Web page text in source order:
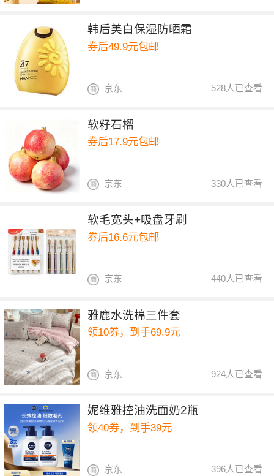
韩后美白保湿防晒霜
券后49.9元包邮
528人已查看
京东
软籽石榴
券后17.9元包邮
330人已查看
京东
软毛宽头+吸盘牙刷
券后16.6元包邮
440人已查看
京东
雅鹿水洗棉三件套
领10券，到手69.9元
924人已查看
京东
妮维雅控油洗面奶2瓶
领40券，到手39元
396人已查看
京东